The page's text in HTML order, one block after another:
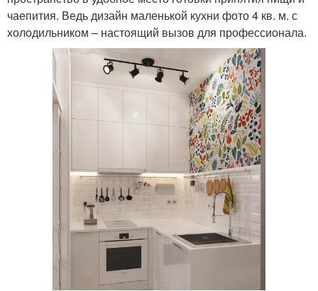
чаепития. Ведь дизайн маленькой кухни фото 4 кв. м. с
холодильником – настоящий вызов для профессионала.